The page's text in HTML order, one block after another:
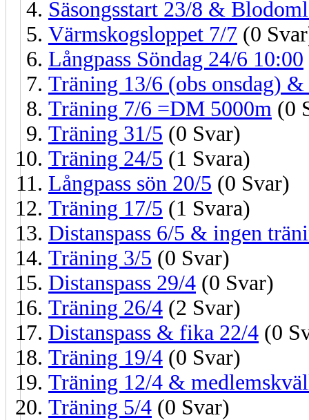
Säsongsstart 23/8 &
Värmskogsloppet 7/7 (0
Långpass Söndag 24/6 10:00
Träning 13/6 (obs onsdag)
Träning 7/6 =DM 5000m (0
Träning 31/5 (0 Svar)
Träning 24/5 (1 Svara)
Långpass sön 20/5 (0 Svar)
Träning 17/5 (1 Svara)
Distanspass 6/5 & ingen
Träning 3/5 (0 Svar)
Distanspass 29/4 (0 Svar)
Träning 26/4 (2 Svar)
Distanspass & fika 22/4 (0
Träning 19/4 (0 Svar)
Träning 12/4 &
Träning 5/4 (0 Svar)